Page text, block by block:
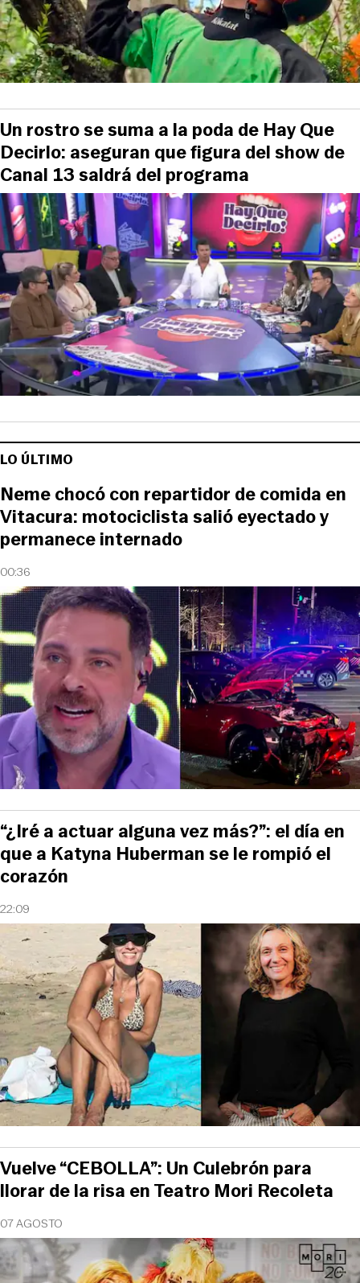
Un rostro se suma a la poda de Hay Que
Decirlo: aseguran que figura del show de
Canal 13 saldrá del programa
LO ÚLTIMO
00:36
Neme chocó con repartidor de comida en
Vitacura: motociclista salió eyectado y
permanece internado
22:09
“¿Iré a actuar alguna vez más?”: el día en
que a Katyna Huberman se le rompió el
corazón
07 AGOSTO
Vuelve “CEBOLLA”: Un Culebrón para
llorar de la risa en Teatro Mori Recoleta